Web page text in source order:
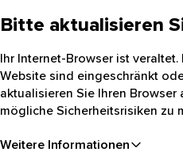
Bitte aktualisieren
Ihr Internet-Browser ist
Website sind eingeschränkt
aktualisieren Sie Ihren Browser
mögliche Sicherheitsrisiken zu
Weitere Informationen